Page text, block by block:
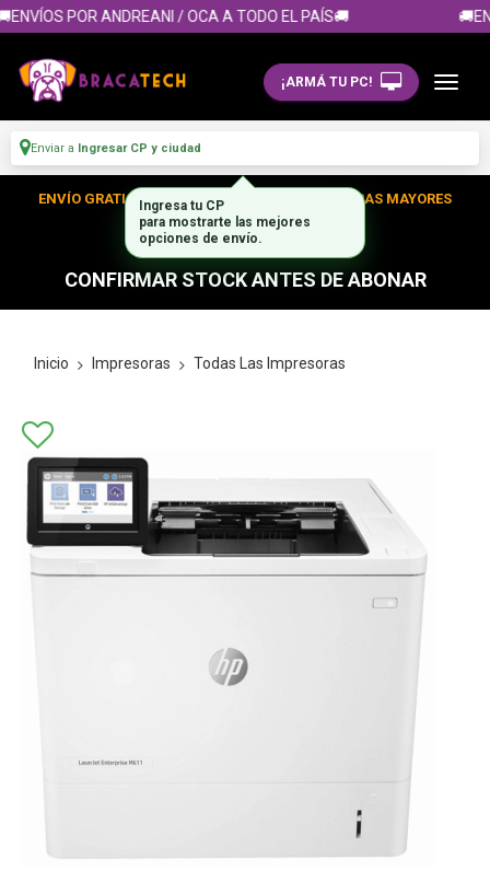
POR ANDREANI / OCA A TODO EL PAÍS🚚
¡ARMÁ TU PC!
Enviar a Ingresar CP y ciudad
ENVÍO GRATIS DENTRO DE CABA EN TUS COMPRAS MAYORES
A $300.000
CONFIRMAR STOCK ANTES DE ABONAR
Inicio Impresoras Todas Las Impresoras
Ingresa tu CP
para mostrarte las mejores
opciones de envío.